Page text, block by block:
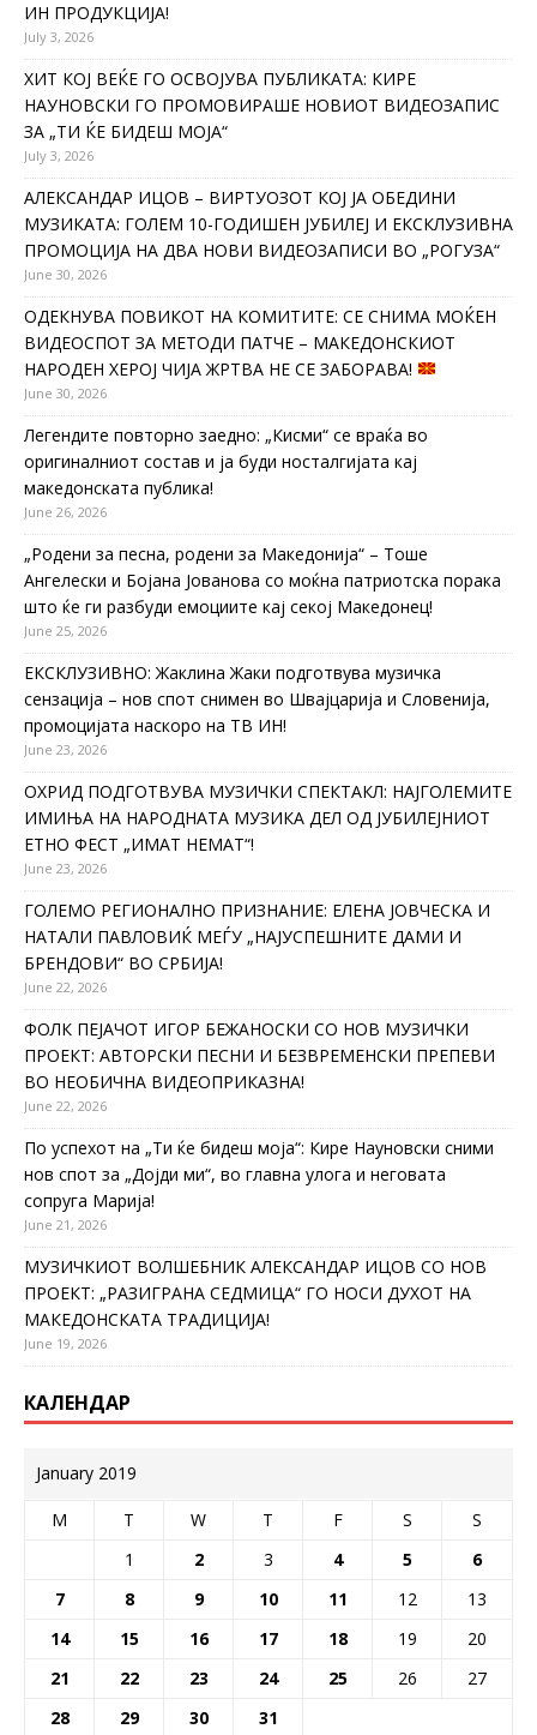
ИН ПРОДУКЦИЈА!
July 3, 2026
ХИТ КОЈ ВЕЌЕ ГО ОСВОЈУВА ПУБЛИКАТА: КИРЕ
НАУНОВСКИ ГО ПРОМОВИРАШЕ НОВИОТ ВИДЕОЗАПИС
ЗА „ТИ ЌЕ БИДЕШ МОЈА“
July 3, 2026
АЛЕКСАНДАР ИЦОВ – ВИРТУОЗОТ КОЈ ЈА ОБЕДИНИ
МУЗИКАТА: ГОЛЕМ 10-ГОДИШЕН ЈУБИЛЕЈ И ЕКСКЛУЗИВНА
ПРОМОЦИЈА НА ДВА НОВИ ВИДЕОЗАПИСИ ВО „РОГУЗА“
June 30, 2026
ОДЕКНУВА ПОВИКОТ НА КОМИТИТЕ: СЕ СНИМА МОЌЕН
ВИДЕОСПОТ ЗА МЕТОДИ ПАТЧЕ – МАКЕДОНСКИОТ
НАРОДЕН ХЕРОЈ ЧИЈА ЖРТВА НЕ СЕ ЗАБОРАВА!
June 30, 2026
Легендите повторно заедно: „Кисми“ се враќа во
оригиналниот состав и ја буди носталгијата кај
македонската публика!
June 26, 2026
„Родени за песна, родени за Македонија“ – Тоше
Ангелески и Бојана Јованова со моќна патриотска порака
што ќе ги разбуди емоциите кај секој Македонец!
June 25, 2026
ЕКСКЛУЗИВНО: Жаклина Жаки подготвува музичка
сензација – нов спот снимен во Швајцарија и Словенија,
промоцијата наскоро на ТВ ИН!
June 23, 2026
ОХРИД ПОДГОТВУВА МУЗИЧКИ СПЕКТАКЛ: НАЈГОЛЕМИТЕ
ИМИЊА НА НАРОДНАТА МУЗИКА ДЕЛ ОД ЈУБИЛЕЈНИОТ
ЕТНО ФЕСТ „ИМАТ НЕМАТ“!
June 23, 2026
ГОЛЕМО РЕГИОНАЛНО ПРИЗНАНИЕ: ЕЛЕНА ЈОВЧЕСКА И
НАТАЛИ ПАВЛОВИЌ МЕЃУ „НАЈУСПЕШНИТЕ ДАМИ И
БРЕНДОВИ“ ВО СРБИЈА!
June 22, 2026
ФОЛК ПЕЈАЧОТ ИГОР БЕЖАНОСКИ СО НОВ МУЗИЧКИ
ПРОЕКТ: АВТОРСКИ ПЕСНИ И БЕЗВРЕМЕНСКИ ПРЕПЕВИ
ВО НЕОБИЧНА ВИДЕОПРИКАЗНА!
June 22, 2026
По успехот на „Ти ќе бидеш моја“: Кире Науновски сними
нов спот за „Дојди ми“, во главна улога и неговата
сопруга Марија!
June 21, 2026
МУЗИЧКИОТ ВОЛШЕБНИК АЛЕКСАНДАР ИЦОВ СО НОВ
ПРОЕКТ: „РАЗИГРАНА СЕДМИЦА“ ГО НОСИ ДУХОТ НА
МАКЕДОНСКАТА ТРАДИЦИЈА!
June 19, 2026
КАЛЕНДАР
January 2019
M T W T F S
S
1
2 3 4 5
6
7
8 9 10 11 12
13
14
15 16 17 18 19
20
21
22 23 24 25 26
27
28
29 30 31